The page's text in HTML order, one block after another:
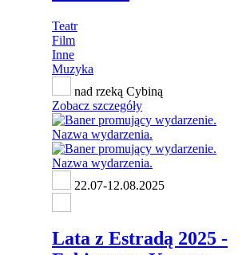
Teatr
Film
Inne
Muzyka
nad rzeką Cybiną
Zobacz szczegóły
22.07-12.08.2025
Lata z Estradą 2025 -